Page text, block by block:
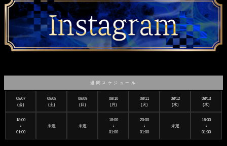
週間スケジュール
08/07
(金)
08/08
(土)
08/09
(日)
08/10
(月)
08/11
(火)
08/12
(水)
08/13
(木)
18:00
↓
01:00
未定 未定
18:00
↓
01:00
20:00
↓
01:00
未定
16:00
↓
01:00